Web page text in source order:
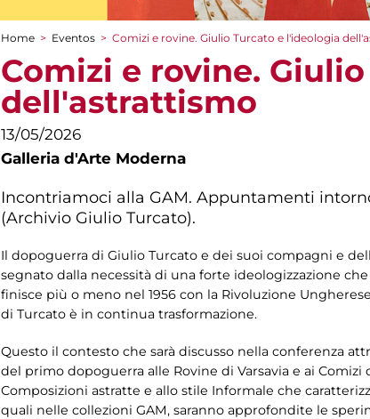
You are here
Home > Eventos > Comizi e rovine. Giulio Turcato e l'ideologia
Comizi e rovine.
dell'astrattismo
13/05/2026
Galleria d'Arte Moderna
Incontriamoci alla GAM. Appuntamenti
(Archivio Giulio Turcato).
Il dopoguerra di Giulio Turcato e dei suoi compagni e
segnato dalla necessità di una forte ideologizzazione
finisce più o meno nel 1956 con la Rivoluzione
di Turcato è in continua trasformazione.
Questo il contesto che sarà discusso nella conferenza
del primo dopoguerra alle Rovine di Varsavia e ai
Composizioni astratte e allo stile Informale che
quali nelle collezioni GAM, saranno approfondite le